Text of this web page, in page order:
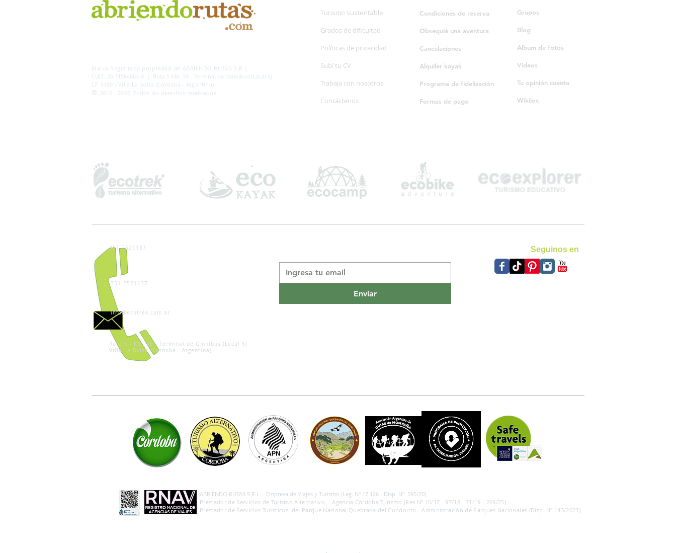
Marca Registrada propiedad de ABRIENDO RUTAS S.R.L.
CUIT: 30-71564864-0 | Ruta 5 KM. 39 - Terminal de Omnibus (Local 6)
CP 5189 - Villa La Bolsa (Córdoba - Argentina)
® 2016 - 2026. Todos los derechos reservados.
Turismo sustentable
Grados de dificultad
Políticas de privacidad
Subí tu CV
Trabaja con nosotros
Contáctenos
Condiciones de reserva
Obsequiá una aventura
Cancelaciones
Alquiler kayak
Programa de fidelización
Formas de pago
Grupos
Blog
Album de fotos
Videos
Tu opinión cuenta
Wikiloc
Seguinos en
351 2521137
351 2521137
info@ecotrek.com.ar
Ruta 5 - KM. 39 - Terminal de Omnibus (Local 6)
Villa La Bolsa (Córdoba - Argentina)
Enviar
ABRIENDO RUTAS S.R.L. - Empresa de Viajes y Turismo (Leg. Nº 17.126 - Disp. Nº 595/20)
Prestador de Servicios de Turismo Alternativo - Agencia Córdoba Turismo (Res.Nº 16/17 - 97/18 - 71/19 - 269/25)
Prestador de Servicios Turísticos del Parque Nacional Quebrada del Condorito - Administración de Parques Nacionales (Disp. Nº 143/2023)